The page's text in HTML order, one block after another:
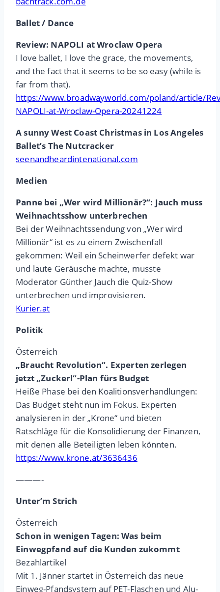
Ballet / Dance
Review: NAPOLI at Wroclaw Opera
I love ballet, I love the grace, the movements,
and the fact that it seems to be so easy (while is
far from that).
https://www.broadwayworld.com/poland/article/
NAPOLI-at-Wroclaw-Opera-20241224
A sunny West Coast Christmas in Los Angeles
Ballet’s The Nutcracker
seenandheardintenational.com
Medien
Panne bei „Wer wird Millionär?“: Jauch muss
Weihnachtsshow unterbrechen
Bei der Weihnachtssendung von „Wer wird
Millionär“ ist es zu einem Zwischenfall
gekommen: Weil ein Scheinwerfer defekt war
und laute Geräusche machte, musste
Moderator Günther Jauch die Quiz-Show
unterbrechen und improvisieren.
Kurier.at
Politik
Österreich
„Braucht Revolution“. Experten zerlegen
jetzt „Zuckerl“-Plan fürs Budget
Heiße Phase bei den Koalitionsverhandlungen:
Das Budget steht nun im Fokus. Experten
analysieren in der „Krone“ und bieten
Ratschläge für die Konsolidierung der Finanzen,
mit denen alle Beteiligten leben könnten.
https://www.krone.at/3636436
———-
Unter’m Strich
Österreich
Schon in wenigen Tagen: Was beim
Einwegpfand auf die Kunden zukommt
Bezahlartikel
Mit 1. Jänner startet in Österreich das neue
Einweg-Pfandsystem auf PET-Flaschen und Alu-